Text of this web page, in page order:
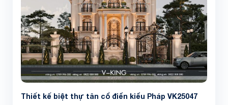
Thiết kế biệt thự tân cổ điển kiểu Pháp VK25047